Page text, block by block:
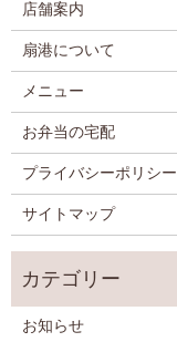
店舗案内
扇港について
メニュー
お弁当の宅配
プライバシーポリシー
サイトマップ
お知らせ